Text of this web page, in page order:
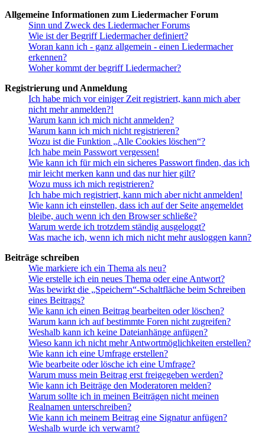
Allgemeine Informationen zum Liedermacher Forum
Sinn und Zweck des Liedermacher Forums
Wie ist der Begriff Liedermacher definiert?
Woran kann ich - ganz allgemein - einen Liedermacher
erkennen?
Woher kommt der begriff Liedermacher?
Registrierung und Anmeldung
Ich habe mich vor einiger Zeit registriert, kann mich aber
nicht mehr anmelden?!
Warum kann ich mich nicht anmelden?
Warum kann ich mich nicht registrieren?
Wozu ist die Funktion „Alle Cookies löschen“?
Ich habe mein Passwort vergessen!
Wie kann ich für mich ein sicheres Passwort finden, das ich
mir leicht merken kann und das nur hier gilt?
Wozu muss ich mich registrieren?
Ich habe mich registriert, kann mich aber nicht anmelden!
Wie kann ich einstellen, dass ich auf der Seite angemeldet
bleibe, auch wenn ich den Browser schließe?
Warum werde ich trotzdem ständig ausgeloggt?
Was mache ich, wenn ich mich nicht mehr ausloggen kann?
Beiträge schreiben
Wie markiere ich ein Thema als neu?
Wie erstelle ich ein neues Thema oder eine Antwort?
Was bewirkt die „Speichern“-Schaltfläche beim Schreiben
eines Beitrags?
Wie kann ich einen Beitrag bearbeiten oder löschen?
Warum kann ich auf bestimmte Foren nicht zugreifen?
Weshalb kann ich keine Dateianhänge anfügen?
Wieso kann ich nicht mehr Antwortmöglichkeiten erstellen?
Wie kann ich eine Umfrage erstellen?
Wie bearbeite oder lösche ich eine Umfrage?
Warum muss mein Beitrag erst freigegeben werden?
Wie kann ich Beiträge den Moderatoren melden?
Warum sollte ich in meinen Beiträgen nicht meinen
Realnamen unterschreiben?
Wie kann ich meinem Beitrag eine Signatur anfügen?
Weshalb wurde ich verwarnt?